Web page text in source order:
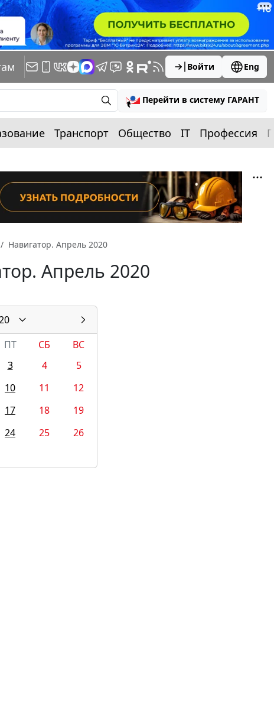
Войти Eng
Перейти в систему ГАРАНТ
Транспорт Общество IT Профессия
Навигатор. Апрель 2020
Апрель 2020
ПТ СБ
ВС
3 4
5
10 11
12
17 18
19
24 25
26